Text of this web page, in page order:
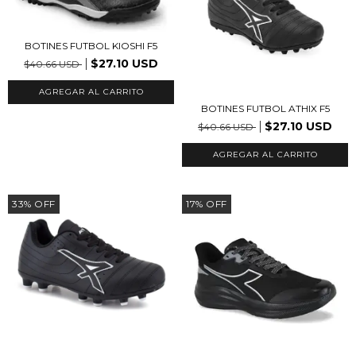
BOTINES FUTBOL KIOSHI F5
$40.66 USD
$27.10 USD
AGREGAR AL CARRITO
BOTINES FUTBOL ATHIX F5
$40.66 USD
$27.10 USD
AGREGAR AL CARRITO
33% OFF 17% OFF